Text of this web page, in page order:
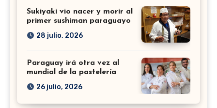
Sukiyaki vio nacer y morir al
primer sushiman paraguayo
28 julio, 2026
Paraguay irá otra vez al
mundial de la pastelería
26 julio, 2026